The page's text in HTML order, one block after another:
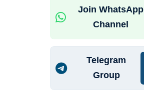
Join WhatsApp
Channel
Telegram
Group